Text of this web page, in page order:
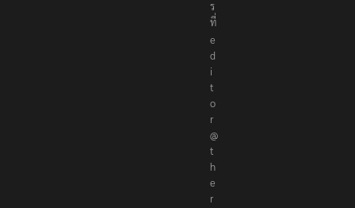
ก
า
ร
ที่
e
d
i
t
o
r
@
t
h